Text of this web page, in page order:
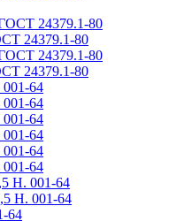
24379.1-80
24379.1-80
24379.1-80
24379.1-80
64
64
64
64
64
64
Н. 001-64
Н. 001-64
64